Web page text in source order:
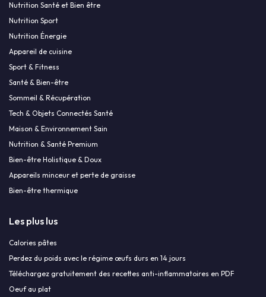
Nutrition Santé et Bien être
Nutrition Sport
Nutrition Énergie
Appareil de cuisine
Sport & Fitness
Santé & Bien-être
Sommeil & Récupération
Tech & Objets Connectés Santé
Maison & Environnement Sain
Nutrition & Santé Premium
Bien-être Holistique & Doux
Appareils minceur et perte de graisse
Bien-être thermique
Les plus lus
Calories pâtes
Perdez du poids avec le régime œufs durs en 14 jours
Téléchargez gratuitement des recettes anti-inflammatoires en PDF
Oeuf au plat